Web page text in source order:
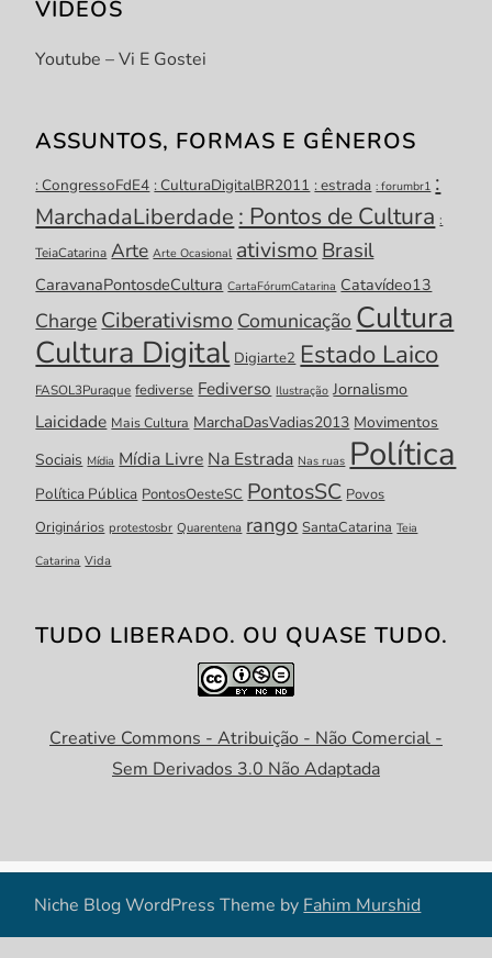
VÍDEOS
Youtube – Vi E Gostei
ASSUNTOS, FORMAS E GÊNEROS
: CongressoFdE4 : CulturaDigitalBR2011 : estrada : forumbr1 :
MarchadaLiberdade : Pontos de Cultura :
TeiaCatarina Arte Arte Ocasional ativismo Brasil
CaravanaPontosdeCultura CartaFórumCatarina Catavídeo13
Charge Ciberativismo Comunicação Cultura
Cultura Digital Digiarte2 Estado Laico
FASOL3Puraque fediverse Fediverso Ilustração Jornalismo
Laicidade Mais Cultura MarchaDasVadias2013 Movimentos
Sociais Mídia Mídia Livre Na Estrada Nas ruas Política
Política Pública PontosOesteSC PontosSC Povos
Originários protestosbr Quarentena rango SantaCatarina Teia
Catarina Vida
TUDO LIBERADO. OU QUASE TUDO.
Creative Commons - Atribuição - Não Comercial -
Sem Derivados 3.0 Não Adaptada
Niche Blog WordPress Theme by Fahim Murshid